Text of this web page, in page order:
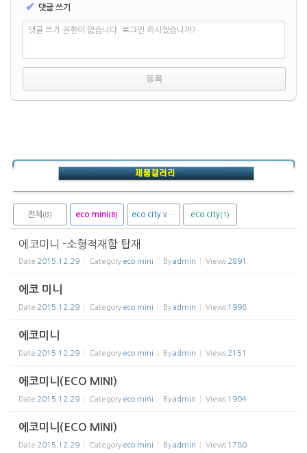
✔ 댓글 쓰기
댓글 쓰기 권한이 없습니다. 로그인 하시겠습니까?
전체 (8) eco mini(8) eco city van eco city(1)
에코미니 -소형적재함 탑재
Date 2015.12.29 Category eco mini Byadmin Views 2891
에코 미니
Date 2015.12.29 Category eco mini Byadmin Views 1998
에코미니
Date 2015.12.29 Category eco mini Byadmin Views 2151
에코미니(ECO MINI)
Date 2015.12.29 Category eco mini Byadmin Views 1904
에코미니(ECO MINI)
Date 2015.12.29 Category eco mini Byadmin Views 1780